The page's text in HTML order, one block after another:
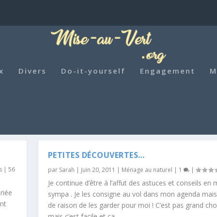
Divers Do-it-yourself Engagement
|56
PETITES DÉCOUVERTES…
par Sarah | Juin 20, 2011 | Ménage au naturel | 1 |
Je continue d’être à l’affut des astuces et conseils en
sympa . Je les consigne au vol dans mon agenda
de raison de les garder pour moi ! C’est pas grand